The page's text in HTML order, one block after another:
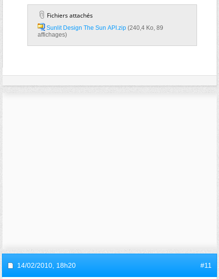
Fichiers attachés
Sunlit Design The Sun API.zip‎
affichages)
14/02/2010, 18h20 #11